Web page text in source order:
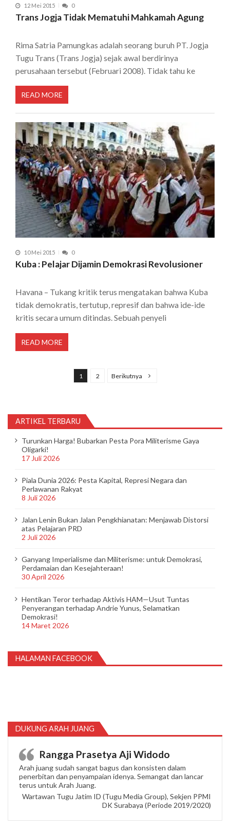
12 Mei 2015 0
Trans Jogja Tidak Mematuhi Mahkamah Agung
Rima Satria Pamungkas adalah seorang buruh PT. Jogja
Tugu Trans (Trans Jogja) sejak awal berdirinya
perusahaan tersebut (Februari 2008). Tidak tahu ke
READ MORE
10 Mei 2015 0
Kuba : Pelajar Dijamin Demokrasi Revolusioner
Havana – Tukang kritik terus mengatakan bahwa Kuba
tidak demokratis, tertutup, represif dan bahwa ide-ide
kritis secara umum ditindas. Sebuah penyeli
READ MORE
n
a
s
p
1 2 Berikutnya
ARTIKEL TERBARU
Turunkan Harga! Bubarkan Pesta Pora Militerisme Gaya
Oligarki!
17 Juli 2026
Piala Dunia 2026: Pesta Kapital, Represi Negara dan
Perlawanan Rakyat
8 Juli 2026
Jalan Lenin Bukan Jalan Pengkhianatan: Menjawab Distorsi
atas Pelajaran PRD
2 Juli 2026
Ganyang Imperialisme dan Militerisme: untuk Demokrasi,
Perdamaian dan Kesejahteraan!
30 April 2026
Hentikan Teror terhadap Aktivis HAM—Usut Tuntas
Penyerangan terhadap Andrie Yunus, Selamatkan
Demokrasi!
14 Maret 2026
HALAMAN FACEBOOK
DUKUNG ARAH JUANG
Rangga Prasetya Aji Widodo
Arah juang sudah sangat bagus dan konsisten dalam
penerbitan dan penyampaian idenya. Semangat dan lancar
terus untuk Arah Juang.
Wartawan Tugu Jatim ID (Tugu Media Group), Sekjen PPMI
DK Surabaya (Periode 2019/2020)